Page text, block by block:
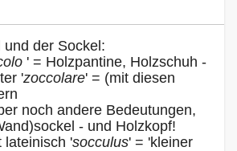
und der Sockel:
' = Holzpantine, Holzschuh -
'zoccolare' = (mit diesen
noch andere Bedeutungen,
- und Holzkopf!
lateinisch 'socculus' = 'kleiner